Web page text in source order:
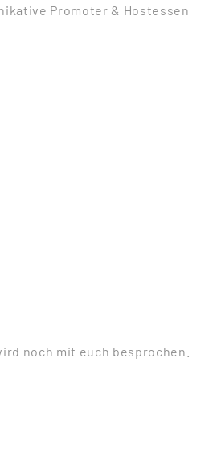
Promoter & Hostessen
noch mit euch besprochen.